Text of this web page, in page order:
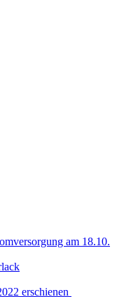
am 18.10.
erschienen